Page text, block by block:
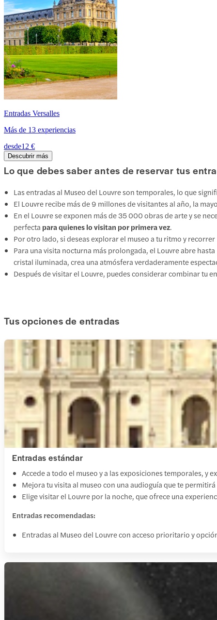
Entradas Versalles
Más de 13 experiencias
desde12 €
Descubrir más
Lo que debes saber antes de reservar tus
Las entradas al Museo del Louvre son temporales, lo que
El Louvre recibe más de 9 millones de visitantes al año, la
En el Louvre se exponen más de 35 000 obras de arte y se
perfecta para quienes lo visitan por primera vez.
Por otro lado, si deseas explorar el museo a tu ritmo y
Para una visita nocturna más prolongada, el Louvre abre
cristal iluminada, crea una atmósfera verdaderamente
Después de visitar el Louvre, puedes considerar combinar tu
Tus opciones de entradas
Entradas estándar
Accede a todo el museo y a las exposiciones temporales, y
Mejora tu visita al museo con una audioguía que te
Elige visitar el Louvre por la noche, que ofrece una
Entradas recomendadas:
Entradas al Museo del Louvre con acceso prioritario y